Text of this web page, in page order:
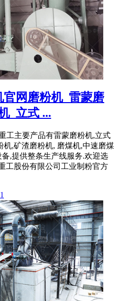
网磨粉机_雷蒙磨
_立式 ...
工主要产品有雷蒙磨粉机,立式
机,矿渣磨粉机, 磨煤机,中速磨煤
,提供整条生产线服务.欢迎选
工股份有限公司工业制粉官方